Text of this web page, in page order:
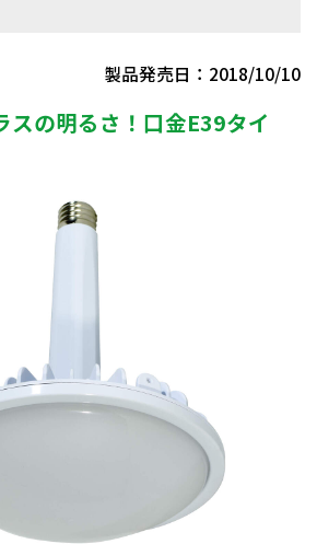
製品発売日：2018/10/10
スの明るさ！口金E39タイ